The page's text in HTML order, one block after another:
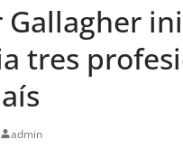
Gallagher
tres
admin